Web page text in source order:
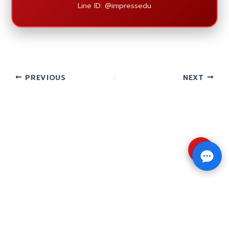
Line ID: @impressedu
PREVIOUS NEXT
⇧